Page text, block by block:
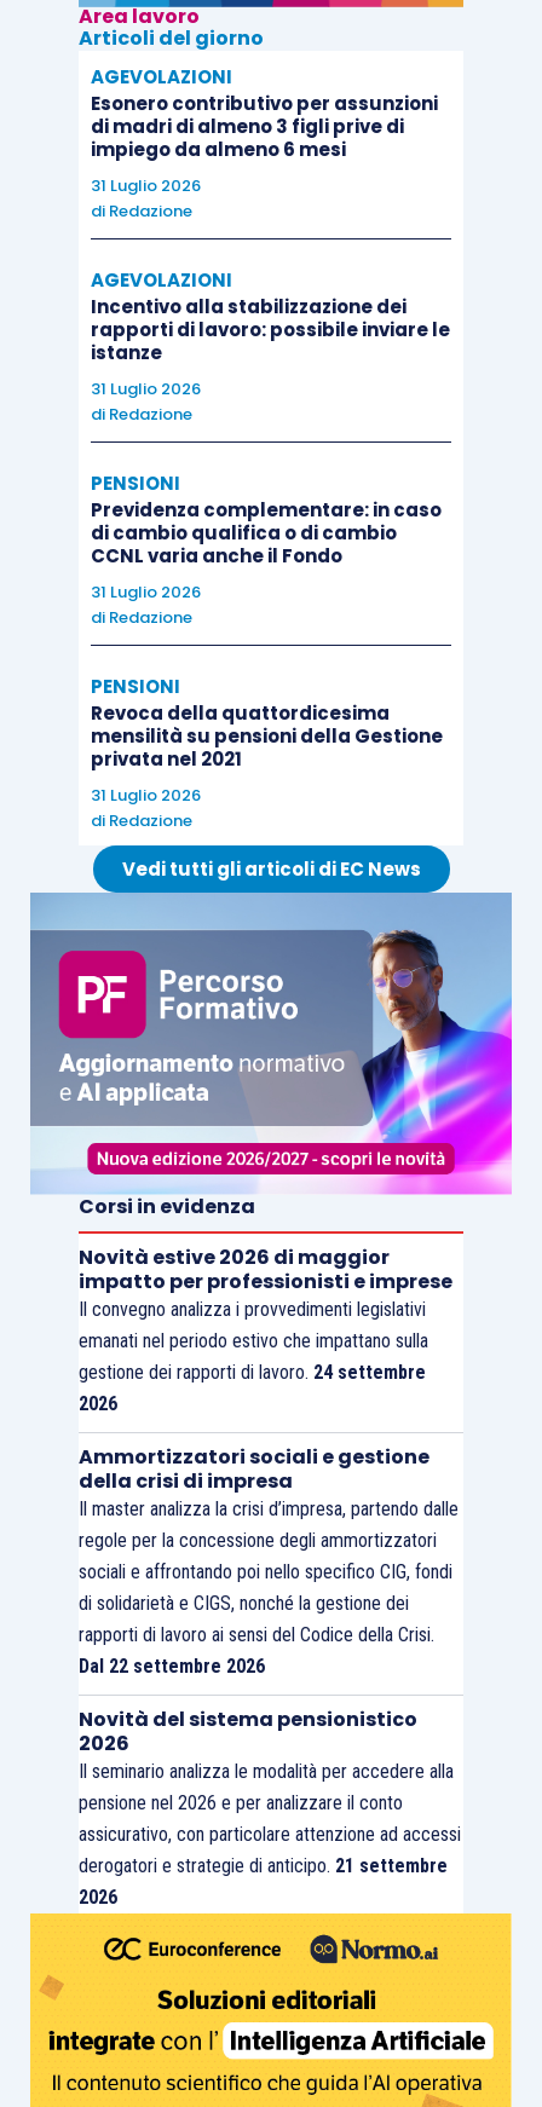
Area lavoro
Articoli del giorno
AGEVOLAZIONI
Esonero contributivo per assunzioni
di madri di almeno 3 figli prive di
impiego da almeno 6 mesi
31 Luglio 2026
di Redazione
AGEVOLAZIONI
Incentivo alla stabilizzazione dei
rapporti di lavoro: possibile inviare le
istanze
31 Luglio 2026
di Redazione
PENSIONI
Previdenza complementare: in caso
di cambio qualifica o di cambio
CCNL varia anche il Fondo
31 Luglio 2026
di Redazione
PENSIONI
Revoca della quattordicesima
mensilità su pensioni della Gestione
privata nel 2021
31 Luglio 2026
di Redazione
Vedi tutti gli articoli di EC News
Corsi in evidenza
Novità estive 2026 di maggior
impatto per professionisti e imprese
Il convegno analizza i provvedimenti legislativi
emanati nel periodo estivo che impattano sulla
gestione dei rapporti di lavoro. 24 settembre
2026
Ammortizzatori sociali e gestione
della crisi di impresa
Il master analizza la crisi d’impresa, partendo dalle
regole per la concessione degli ammortizzatori
sociali e affrontando poi nello specifico CIG, fondi
di solidarietà e CIGS, nonché la gestione dei
rapporti di lavoro ai sensi del Codice della Crisi.
Dal 22 settembre 2026
Novità del sistema pensionistico
2026
Il seminario analizza le modalità per accedere alla
pensione nel 2026 e per analizzare il conto
assicurativo, con particolare attenzione ad accessi
derogatori e strategie di anticipo. 21 settembre
2026